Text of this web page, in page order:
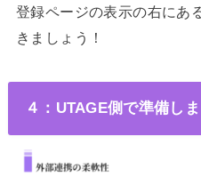
登録ページの表示の右にあ
きましょう！
４：UTAGE側で準備し